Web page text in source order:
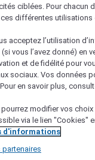
ciblées. Pour chacun
différentes utilisations
acceptez l’utilisation
(si vous l’avez donné) en
et de fidélité pour
sociaux. Vos données
en savoir plus,
modifier vos
via le lien "Cookies"
d'informations
partenaires